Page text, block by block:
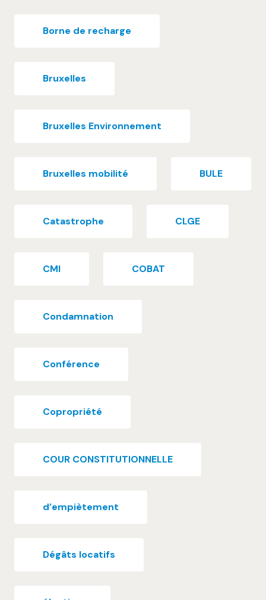
Borne de recharge
Bruxelles
Bruxelles Environnement
Bruxelles mobilité BULE
Catastrophe CLGE
CMI COBAT
Condamnation
Conférence
Copropriété
COUR CONSTITUTIONNELLE
d’empiètement
Dégâts locatifs